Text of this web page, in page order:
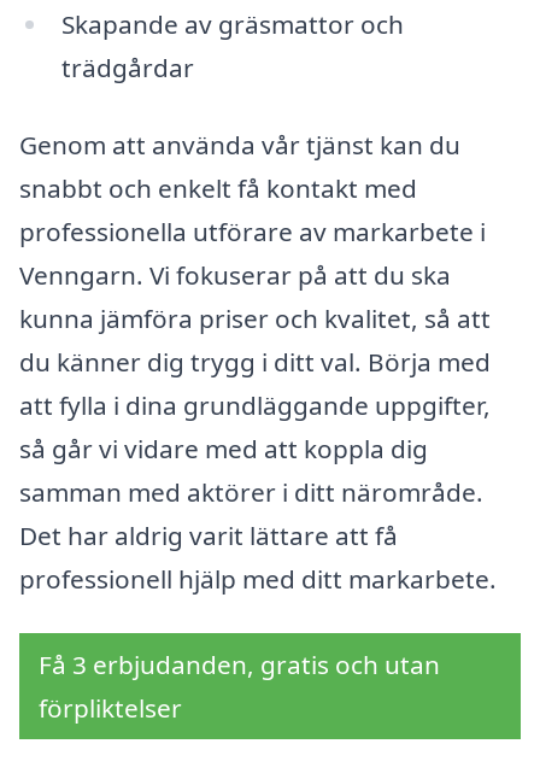
Skapande av gräsmattor och
trädgårdar
Genom att använda vår tjänst kan du
snabbt och enkelt få kontakt med
professionella utförare av markarbete i
Venngarn. Vi fokuserar på att du ska
kunna jämföra priser och kvalitet, så att
du känner dig trygg i ditt val. Börja med
att fylla i dina grundläggande uppgifter,
så går vi vidare med att koppla dig
samman med aktörer i ditt närområde.
Det har aldrig varit lättare att få
professionell hjälp med ditt markarbete.
Få 3 erbjudanden, gratis och utan
förpliktelser